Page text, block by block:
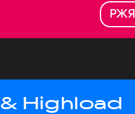
РЖЯ
Highload